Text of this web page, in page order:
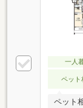
一人
ペット
ペット